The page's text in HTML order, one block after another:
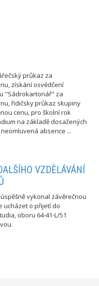
průkaz za
získání osvědčení
"Sádrokartonář" za
řidičsky průkaz skupiny
cenu, pro školní rok
na základě dosažených
absence ...
VZDĚLÁVÁNÍ
vykonal závěrečnou
ucházet o přijetí do
oboru 64-41-L/51